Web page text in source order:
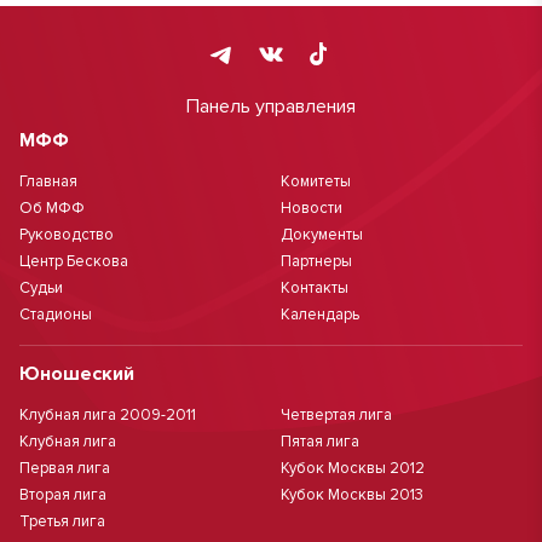
Панель управления
МФФ
Главная
Об МФФ
Руководство
Центр Бескова
Судьи
Стадионы
Комитеты
Новости
Документы
Партнеры
Контакты
Календарь
Юношеский
Клубная лига 2009-2011
Клубная лига
Первая лига
Вторая лига
Третья лига
Четвертая лига
Пятая лига
Кубок Москвы 2012
Кубок Москвы 2013